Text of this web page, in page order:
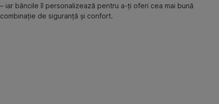
– iar băncile îl personalizează pentru a-ți oferi cea mai bună
combinație de siguranță și confort.